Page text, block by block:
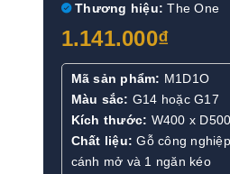
Thương hiệu: The One
1.141.000₫
Mã sản phẩm: M1D1O
Màu sắc: G14 hoặc G17
Kích thước: W400 x
Chất liệu: Gỗ công
cánh mở và 1 ngăn kéo